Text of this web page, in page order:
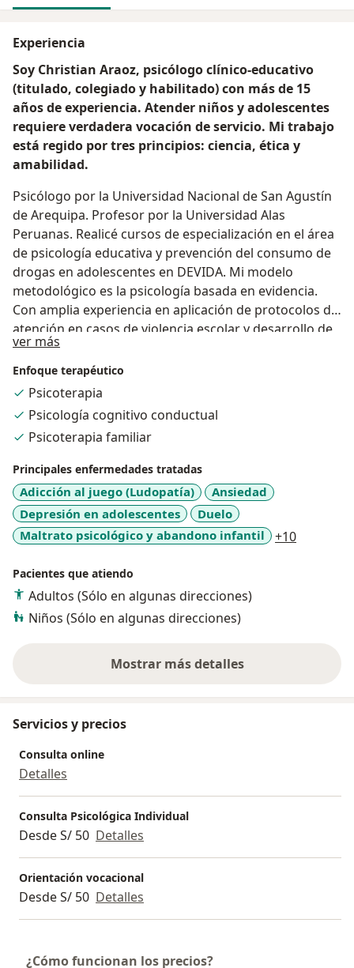
Experiencia
Soy Christian Araoz, psicólogo clínico-educativo
(titulado, colegiado y habilitado) con más de 15
años de experiencia. Atender niños y adolescentes
requiere verdadera vocación de servicio. Mi trabajo
está regido por tres principios: ciencia, ética y
amabilidad.
Psicólogo por la Universidad Nacional de San Agustín
de Arequipa. Profesor por la Universidad Alas
Peruanas. Realicé cursos de especialización en el área
de psicología educativa y prevención del consumo de
drogas en adolescentes en DEVIDA. Mi modelo
metodológico es la psicología basada en evidencia.
Con amplia experiencia en aplicación de protocolos de
atención en casos de violencia escolar y desarrollo de
programas educativos para jóvenes. Actualmente
laboro como psicólogo educativo para instituciones
educativas privadas y en consultorio particular.
ver más
Enfoque terapéutico
Psicoterapia
Psicología cognitivo conductual
Psicoterapia familiar
Principales enfermedades tratadas
Adicción al juego (Ludopatía)
Ansiedad
Depresión en adolescentes
Duelo
Maltrato psicológico y abandono infantil
+10
Pacientes que atiendo
Adultos (Sólo en algunas direcciones)
Niños (Sólo en algunas direcciones)
Mostrar más detalles
sobre la experiencia
Servicios y precios
Consulta online
Detalles
Consulta Psicológica Individual
Desde S/ 50 Detalles
Orientación vocacional
Desde S/ 50 Detalles
¿Cómo funcionan los precios?